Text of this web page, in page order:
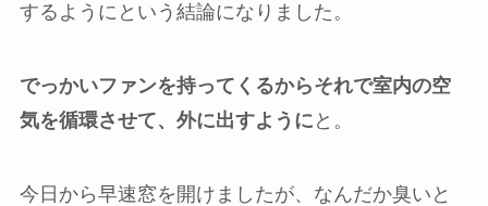
するようにという結論になりました。
でっかいファンを持ってくるからそれで室内の空
気を循環させて、外に出すように と。
今日から早速窓を開けましたが、なんだか臭いと